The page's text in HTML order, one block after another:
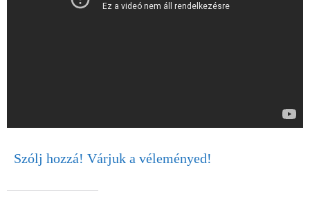
Szólj hozzá! Várjuk a véleményed!